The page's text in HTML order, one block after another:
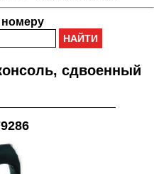
номеру
сдвоенный